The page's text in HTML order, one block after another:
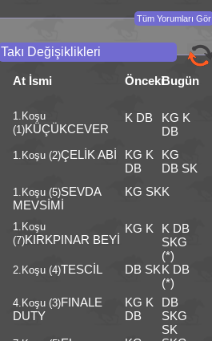
Tüm Yorumları Gör
Takı Değişiklikleri
At İsmi ÖncekiBugün
1.Koşu
(1)KÜÇÜKCEVER
K DB
KG K
DB
1.Koşu (2)ÇELİK ABİ
KG K
DB
KG
DB SK
1.Koşu (5)SEVDA
MEVSİMİ
KG SKK
1.Koşu
(7)KIRKPINAR BEYİ
KG K
K DB
SKG
(*)
2.Koşu (4)TESCİL DB SKK DB
(*)
4.Koşu (3)FINALE
DUTY
KG K
DB
DB
SKG
SK